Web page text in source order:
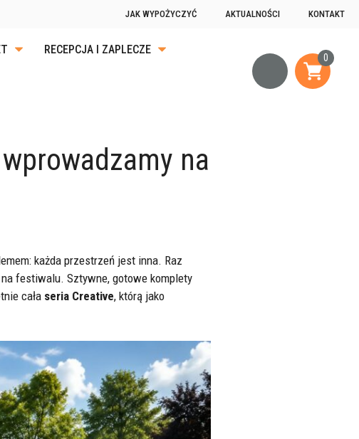
JAK WYPOŻYCZYĆ AKTUALNOŚCI KONTAKT
RECEPCJA I ZAPLECZE
OGRZEWANIE
na
każda przestrzeń jest inna. Raz
festiwalu. Sztywne, gotowe komplety
cała seria Creative, którą jako